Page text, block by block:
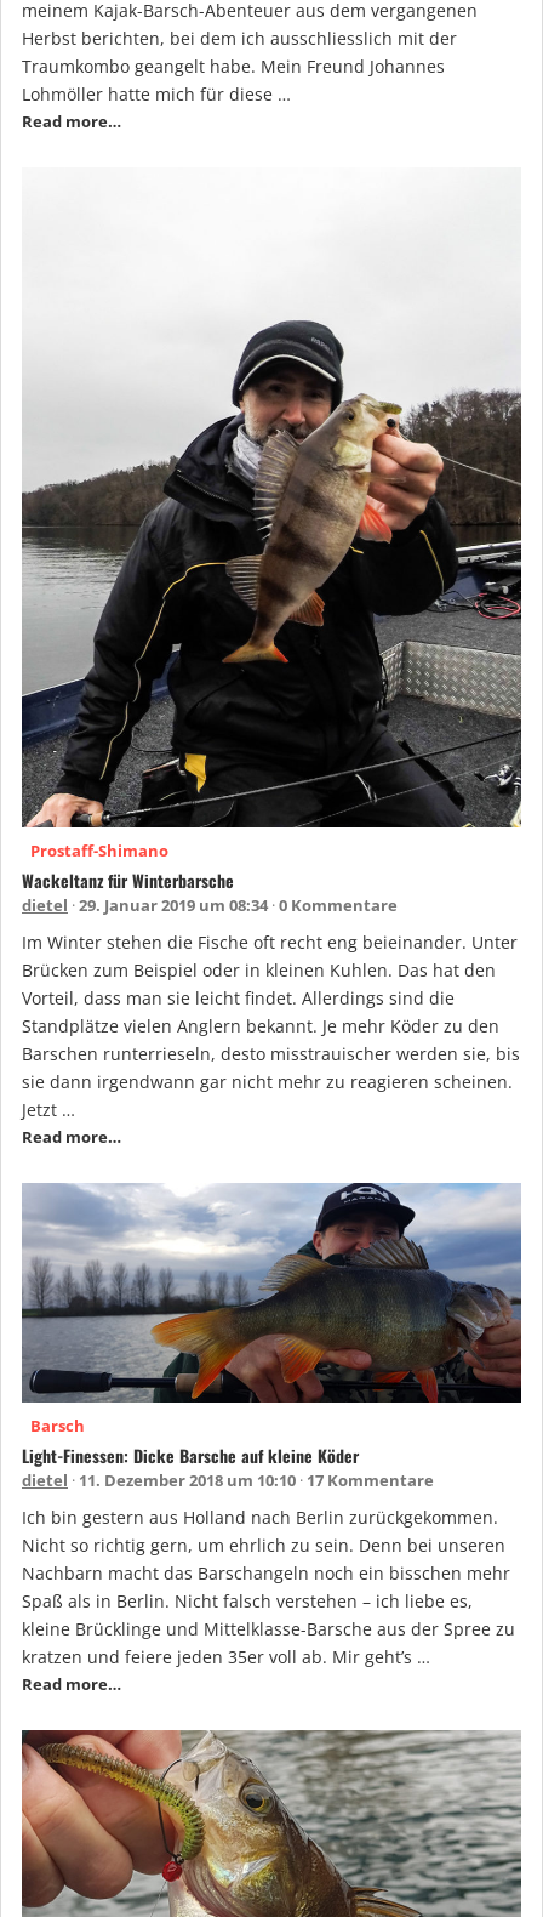
meinem Kajak-Barsch-Abenteuer aus dem vergangenen
Herbst berichten, bei dem ich ausschliesslich mit der
Traumkombo geangelt habe. Mein Freund Johannes
Lohmöller hatte mich für diese …
Read more…
Prostaff-Shimano
Wackeltanz für Winterbarsche
dietel 29. Januar 2019 um 08:34 0 Kommentare
Im Winter stehen die Fische oft recht eng beieinander. Unter
Brücken zum Beispiel oder in kleinen Kuhlen. Das hat den
Vorteil, dass man sie leicht findet. Allerdings sind die
Standplätze vielen Anglern bekannt. Je mehr Köder zu den
Barschen runterrieseln, desto misstrauischer werden sie, bis
sie dann irgendwann gar nicht mehr zu reagieren scheinen.
Jetzt …
Read more…
Barsch
Light-Finessen: Dicke Barsche auf kleine Köder
dietel 11. Dezember 2018 um 10:10 17 Kommentare
Ich bin gestern aus Holland nach Berlin zurückgekommen.
Nicht so richtig gern, um ehrlich zu sein. Denn bei unseren
Nachbarn macht das Barschangeln noch ein bisschen mehr
Spaß als in Berlin. Nicht falsch verstehen – ich liebe es,
kleine Brücklinge und Mittelklasse-Barsche aus der Spree zu
kratzen und feiere jeden 35er voll ab. Mir geht’s …
Read more…